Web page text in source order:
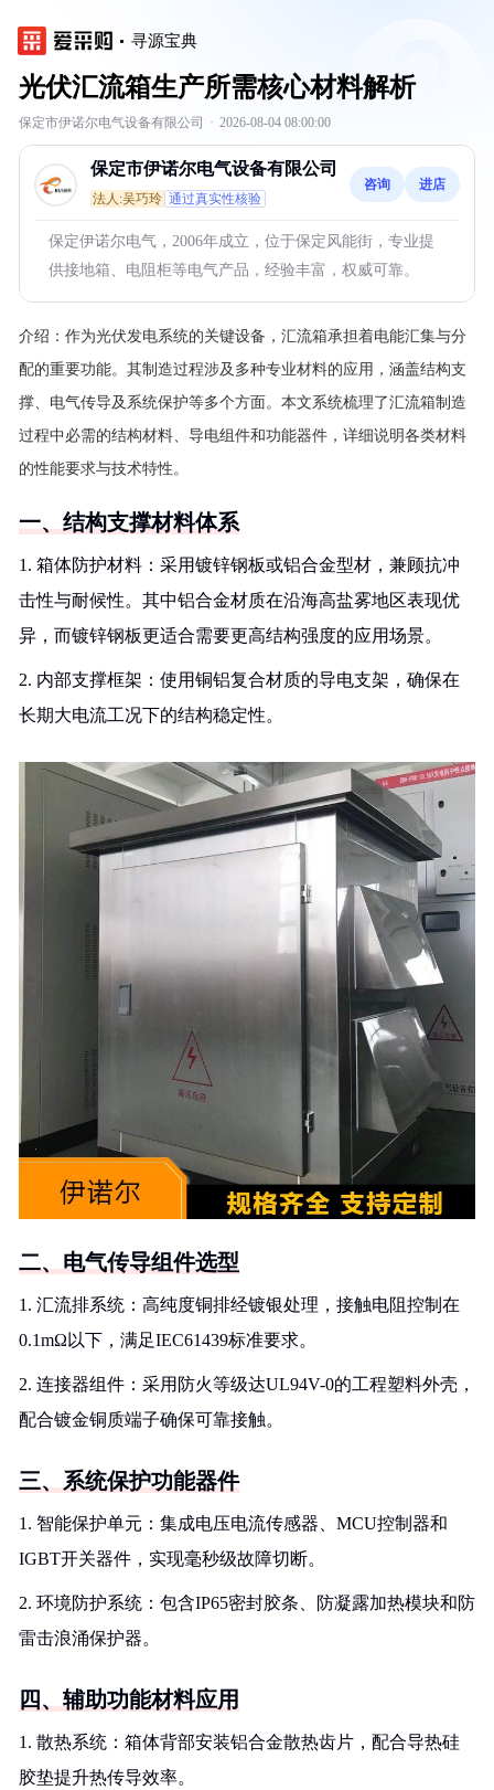
寻源宝典
光伏汇流箱生产所需核心材料解析
保定市伊诺尔电气设备有限公司 · 2026-08-04 08:00:00
保定市伊诺尔电气设备有限公司
法人:吴巧玲 通过真实性核验
咨询 进店
保定伊诺尔电气，2006年成立，位于保定风能街，专业提
供接地箱、电阻柜等电气产品，经验丰富，权威可靠。
介绍： 作为光伏发电系统的关键设备，汇流箱承担着电能汇集与分
配的重要功能。其制造过程涉及多种专业材料的应用，涵盖结构支
撑、电气传导及系统保护等多个方面。本文系统梳理了汇流箱制造
过程中必需的结构材料、导电组件和功能器件，详细说明各类材料
的性能要求与技术特性。
一、结构支撑材料体系
1. 箱体防护材料：采用镀锌钢板或铝合金型材，兼顾抗冲
击性与耐候性。其中铝合金材质在沿海高盐雾地区表现优
异，而镀锌钢板更适合需要更高结构强度的应用场景。
2. 内部支撑框架：使用铜铝复合材质的导电支架，确保在
长期大电流工况下的结构稳定性。
二、电气传导组件选型
1. 汇流排系统：高纯度铜排经镀银处理，接触电阻控制在
0.1mΩ以下，满足IEC61439标准要求。
2. 连接器组件：采用防火等级达UL94V-0的工程塑料外壳，
配合镀金铜质端子确保可靠接触。
三、系统保护功能器件
1. 智能保护单元：集成电压电流传感器、MCU控制器和
IGBT开关器件，实现毫秒级故障切断。
2. 环境防护系统：包含IP65密封胶条、防凝露加热模块和防
雷击浪涌保护器。
四、辅助功能材料应用
1. 散热系统：箱体背部安装铝合金散热齿片，配合导热硅
胶垫提升热传导效率。